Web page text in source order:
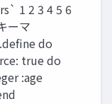
1 2 3 4 5 6
ーマ
do
true do
:age